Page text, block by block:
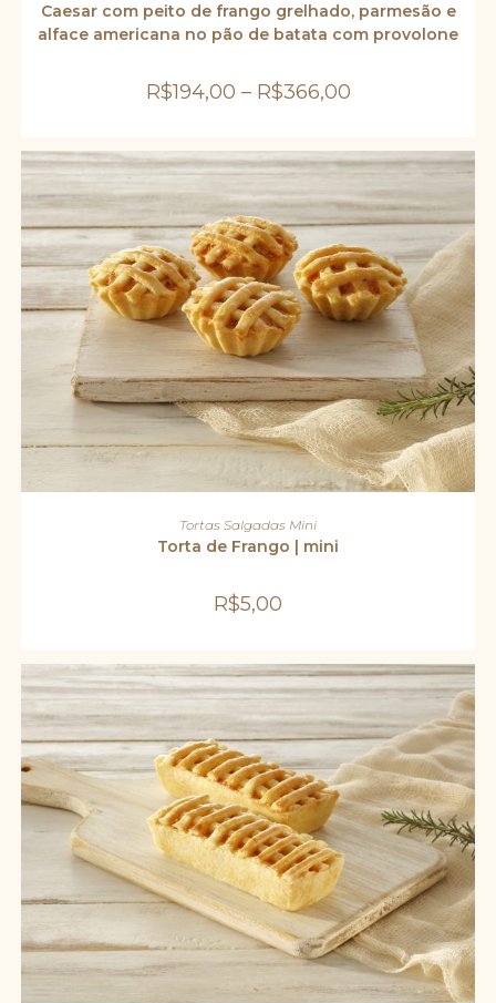
várias
variantes.
As
ser
escolhidas
do
produto
Caesar com peito de frango grelhado, parmesão e
alface americana no pão de batata com provolone
R$194,00 – R$366,00
Tortas Salgadas Mini
Torta de Frango | mini
R$5,00